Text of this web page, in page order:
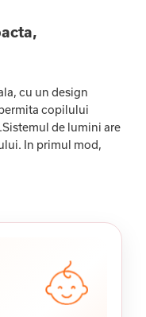
cu un design
copilului
de lumini are
In primul mod,